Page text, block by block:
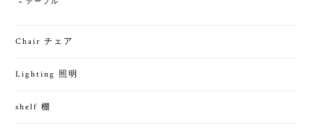
Chair チェア
Lighting 照明
shelf 棚